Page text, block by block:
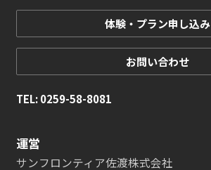
体験・プラン申し込み
お問い合わせ
TEL: 0259-58-8081
運営
サンフロンティア佐渡株式会社